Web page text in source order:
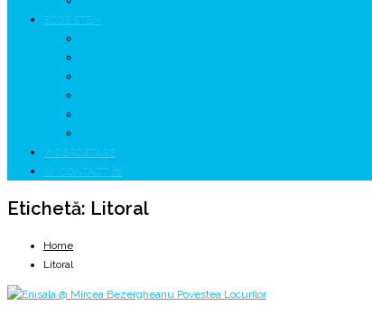
ECOSISTEM
↗ CERCETARE
☏ CONTACT 📩
Etichetă: Litoral
Home
Litoral